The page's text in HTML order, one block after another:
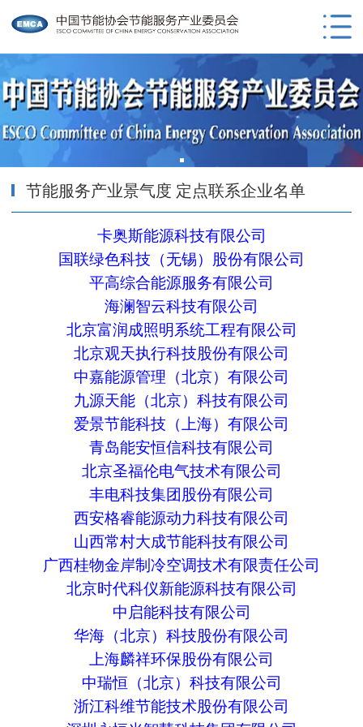
节能服务产业景气度 定点联系企业名单
卡奥斯能源科技有限公司
国联绿色科技（无锡）股份有限公司
平高综合能源服务有限公司
海澜智云科技有限公司
北京富润成照明系统工程有限公司
北京观天执行科技股份有限公司
中嘉能源管理（北京）有限公司
九源天能（北京）科技有限公司
爱景节能科技（上海）有限公司
青岛能安恒信科技有限公司
北京圣福伦电气技术有限公司
丰电科技集团股份有限公司
西安格睿能源动力科技有限公司
山西常村大成节能科技有限公司
广西桂物金岸制冷空调技术有限责任公司
北京时代科仪新能源科技有限公司
中启能科技有限公司
华海（北京）科技股份有限公司
上海麟祥环保股份有限公司
中瑞恒（北京）科技有限公司
浙江科维节能技术股份有限公司